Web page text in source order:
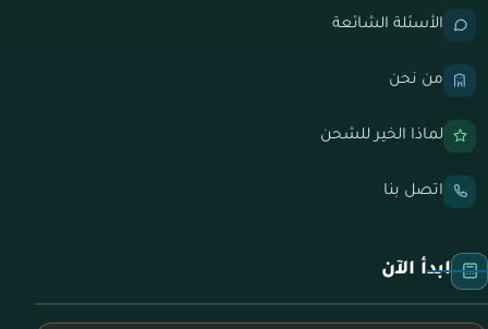
الأسئلة الشائعة
من نحن
لماذا الخير للشحن
اتصل بنا
ابدأ الآن